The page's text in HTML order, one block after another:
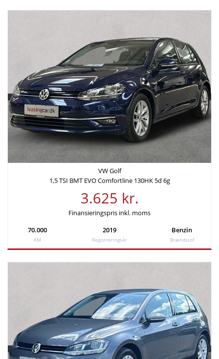
13,46%
Samlede
etableringsomkostninger
-
VW Golf
1,5 TSI BMT EVO Comfortline 130HK 5d 6g
3.625 kr.
Finansieringspris inkl. moms
70.000
KM
2019
Registreringsår
Benzin
Brændstof